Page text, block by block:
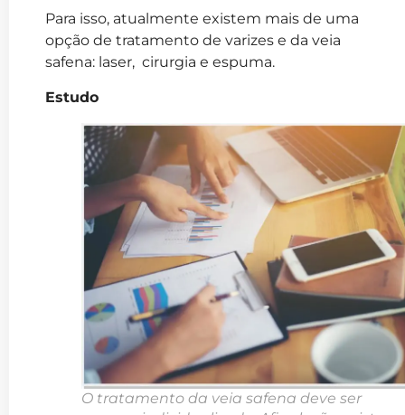
Para isso, atualmente existem mais de uma
opção de tratamento de varizes e da veia
safena: laser, cirurgia e espuma.
Estudo
O tratamento da veia safena deve ser